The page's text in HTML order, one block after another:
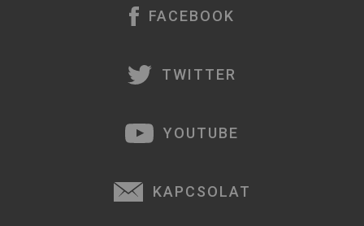
FACEBOOK
TWITTER
YOUTUBE
KAPCSOLAT